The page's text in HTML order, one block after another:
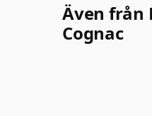
Även från
Cognac